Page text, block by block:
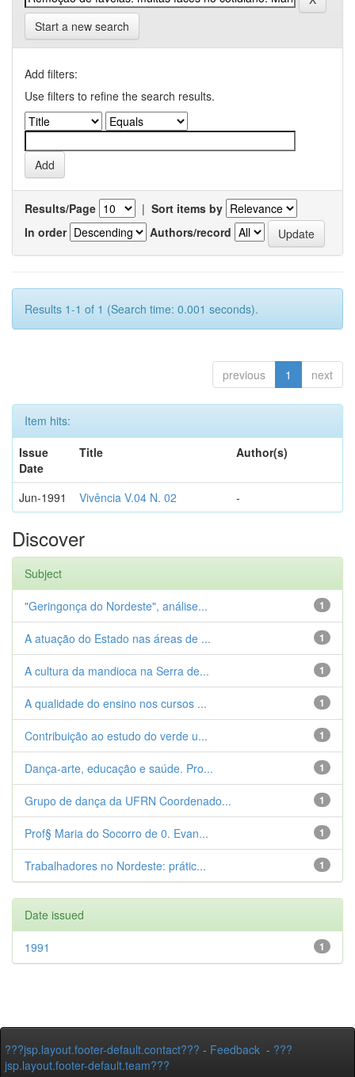
Start a new search
Add filters:
Use filters to refine the search results.
Results/Page | Sort items by
In order
Authors/record
Results 1-1 of 1 (Search time: 0.001 seconds).
previous 1 next
Item hits:
Issue
Date
Title Author(s)
Jun-1991 Vivência V.04 N. 02 -
Discover
Subject
1
"Geringonça do Nordeste", análise...
1
A atuação do Estado nas áreas de ...
1
A cultura da mandioca na Serra de...
1
A qualidade do ensino nos cursos ...
1
Contribuição ao estudo do verde u...
1
Dança-arte, educação e saúde. Pro...
1
Grupo de dança da UFRN Coordenado...
1
Prof§ Maria do Socorro de 0. Evan...
1
Trabalhadores no Nordeste: prátic...
Date issued
1
1991
???jsp.layout.footer-default.contact??? - Feedback - ???
jsp.layout.footer-default.team???